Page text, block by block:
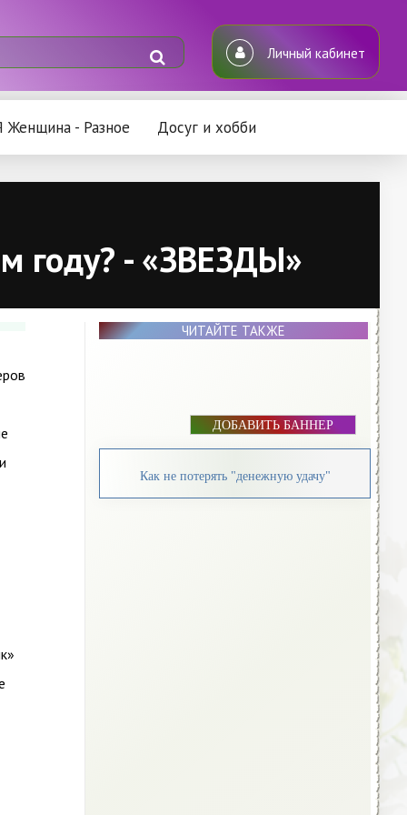
Личный кабинет
Женщина - Разное Досуг и хобби
году? - «ЗВЕЗДЫ»
ЧИТАЙТЕ ТАКЖЕ
ДОБАВИТЬ БАННЕР
Как не потерять "денежную удачу"